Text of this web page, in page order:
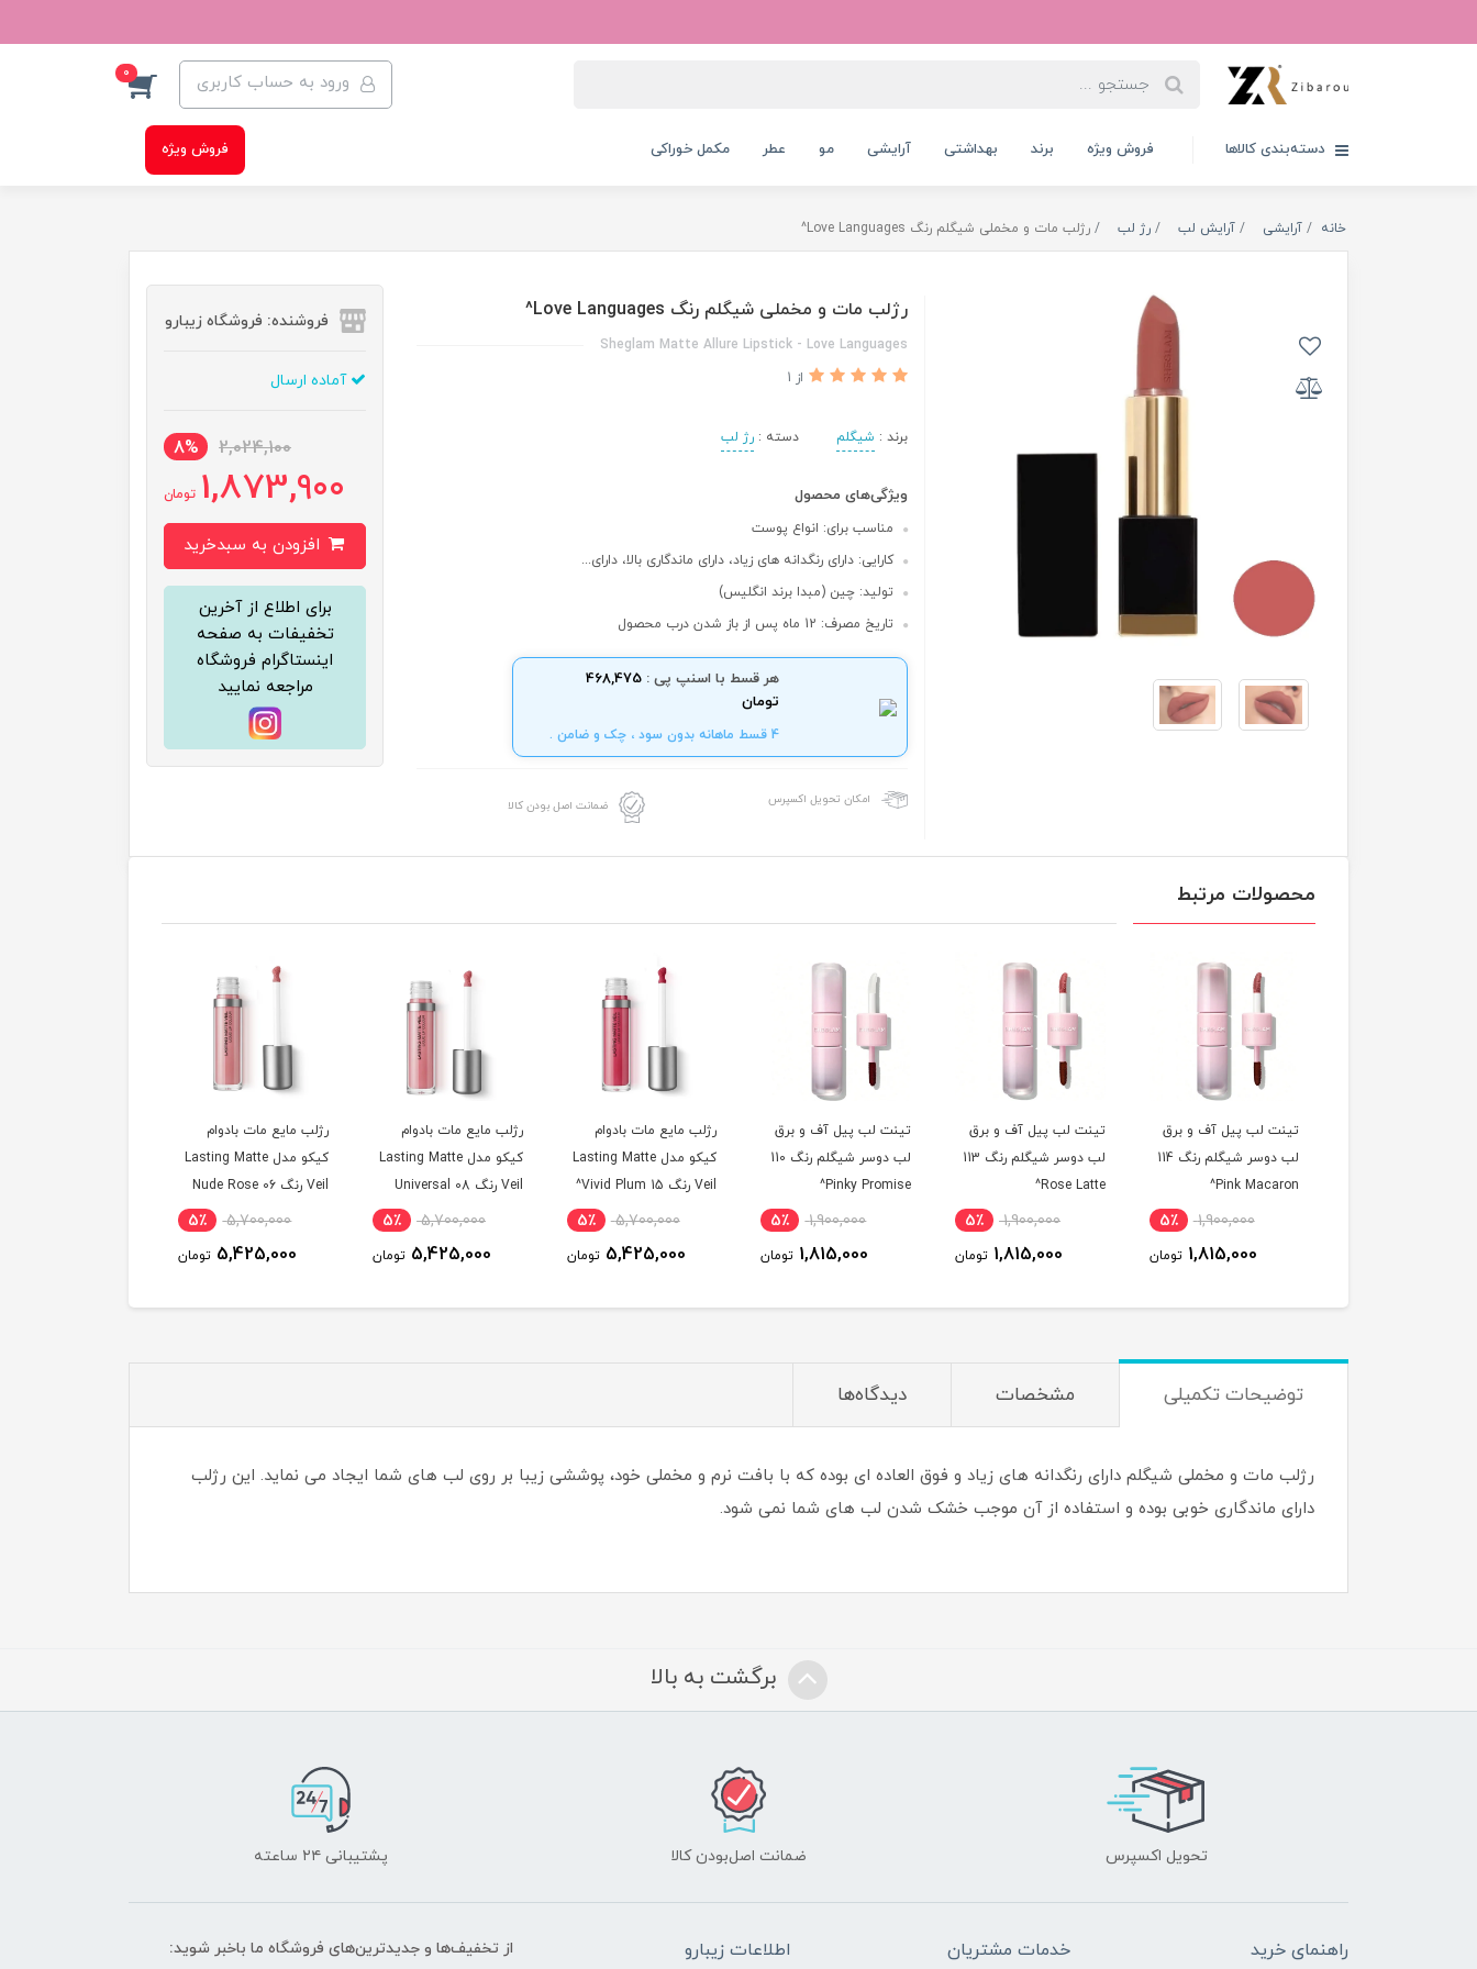
ورود به حساب کاربری 0
دسته‌بندی کالاها فروش ویژه برند بهداشتی آرایشی مو عطر مکمل خوراکی فروش ویژه
خانه آرایشی آرایش لب رژ لب رژلب مات و مخملی شیگلم رنگ Love Languages^
رژلب مات و مخملی شیگلم رنگ Love Languages^
Sheglam Matte Allure Lipstick - Love Languages
از 1
برند : شیگلم دسته :رژ لب
ویژگی‌های محصول
مناسب برای: انواع پوست
کارایی: دارای رنگدانه های زیاد، دارای ماندگاری بالا، دارای...
تولید: چین (مبدا برند انگلیس)
تاریخ مصرف: 12 ماه پس از باز شدن درب محصول
هر قسط با اسنپ پی : 468,475
تومان
4 قسط ماهانه بدون سود ، چک و ضامن .
امکان تحویل اکسپرس ضمانت اصل بودن کالا
فروشنده: فروشگاه زیبارو
آماده ارسال
2,024,100
8%
1,873,900 تومان
برای اطلاع از آخرین
تخفیفات به صفحه
اینستاگرام فروشگاه
مراجعه نمایید
محصولات مرتبط
تینت لب پیل آف و برق
لب دوسر شیگلم رنگ 114
Pink Macaron^
1,900,000 5٪
1,815,000 تومان
تینت لب پیل آف و برق
لب دوسر شیگلم رنگ 113
Rose Latte^
1,900,000 5٪
1,815,000 تومان
تینت لب پیل آف و برق
لب دوسر شیگلم رنگ 110
Pinky Promise^
1,900,000 5٪
1,815,000 تومان
رژلب مایع مات بادوام
کیکو مدل Lasting Matte
Veil رنگ 15 Vivid Plum^
5,700,000 5٪
5,425,000 تومان
رژلب مایع مات بادوام
کیکو مدل Lasting Matte
Veil رنگ 08 Universal
5,700,000 5٪
5,425,000 تومان
رژلب مایع مات بادوام
کیکو مدل Lasting Matte
Veil رنگ 06 Nude Rose
5,700,000 5٪
5,425,000 تومان
توضیحات تکمیلی مشخصات دیدگاه‌ها
رژلب مات و مخملی شیگلم دارای رنگدانه های زیاد و فوق العاده ای بوده که با بافت نرم و مخملی خود، پوششی زیبا بر روی لب های شما ایجاد می نماید. این رژلب
دارای ماندگاری خوبی بوده و استفاده از آن موجب خشک شدن لب های شما نمی شود.
برگشت به بالا
تحویل اکسپرس ضمانت اصل‌بودن کالا پشتیبانی ۲۴ ساعته
راهنمای خرید خدمات مشتریان اطلاعات زیبارو از تخفیف‌ها و جدیدترین‌های فروشگاه ما باخبر شوید: